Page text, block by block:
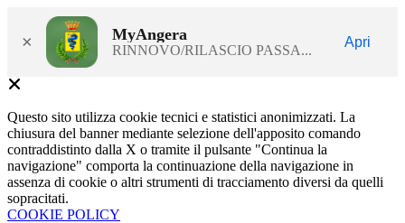
× MyAngera
RINNOVO/RILASCIO PASSA...
Apri
Questo sito utilizza cookie tecnici e statistici anonimizzati. La
chiusura del banner mediante selezione dell'apposito comando
contraddistinto dalla X o tramite il pulsante "Continua la
navigazione" comporta la continuazione della navigazione in
assenza di cookie o altri strumenti di tracciamento diversi da quelli
sopracitati.
COOKIE POLICY